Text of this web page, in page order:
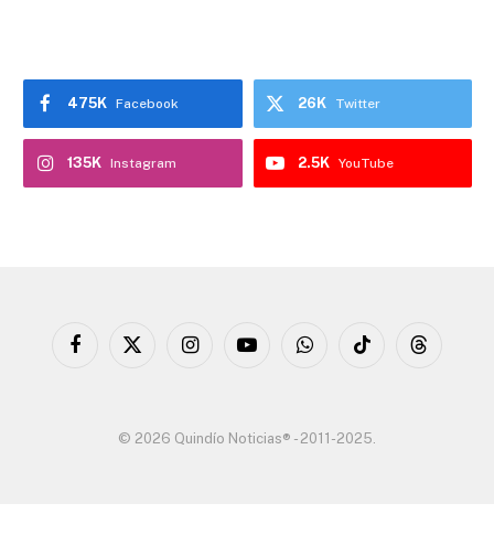
Facebook
475K Twitter
26K
Instagram
135K YouTube
2.5K
Facebook
X
InstagramYouTubeWhatsAppTikTok Threads
© 2026 Quindío Noticias® - 2011-2025.